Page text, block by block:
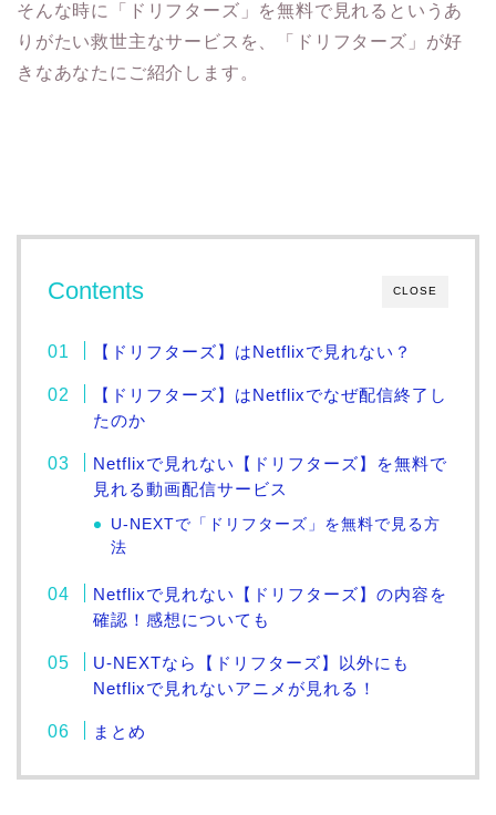
そんな時に「ドリフターズ」を無料で見れるというあ
りがたい救世主なサービスを、「ドリフターズ」が好
きなあなたにご紹介します。
CLOSE
Contents
【ドリフターズ】はNetflixで見れない？
【ドリフターズ】はNetflixでなぜ配信終了し
たのか
Netflixで見れない【ドリフターズ】を無料で
見れる動画配信サービス
U-NEXTで「ドリフターズ」を無料で見る方
法
Netflixで見れない【ドリフターズ】の内容を
確認！感想についても
U-NEXTなら【ドリフターズ】以外にも
Netflixで見れないアニメが見れる！
まとめ